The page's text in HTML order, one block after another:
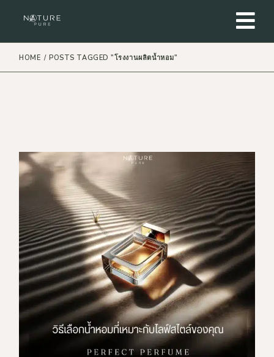
HOME POSTS TAGGED "โรงงานผลิตน้ำหอม"